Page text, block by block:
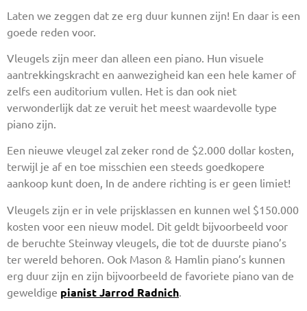
Laten we zeggen dat ze erg duur kunnen zijn! En daar is een
goede reden voor.
Vleugels zijn meer dan alleen een piano. Hun visuele
aantrekkingskracht en aanwezigheid kan een hele kamer of
zelfs een auditorium vullen. Het is dan ook niet
verwonderlijk dat ze veruit het meest waardevolle type
piano zijn.
Een nieuwe vleugel zal zeker rond de $2.000 dollar kosten,
terwijl je af en toe misschien een steeds goedkopere
aankoop kunt doen, In de andere richting is er geen limiet!
Vleugels zijn er in vele prijsklassen en kunnen wel $150.000
kosten voor een nieuw model. Dit geldt bijvoorbeeld voor
de beruchte Steinway vleugels, die tot de duurste piano’s
ter wereld behoren. Ook Mason & Hamlin piano’s kunnen
erg duur zijn en zijn bijvoorbeeld de favoriete piano van de
geweldige pianist Jarrod Radnich